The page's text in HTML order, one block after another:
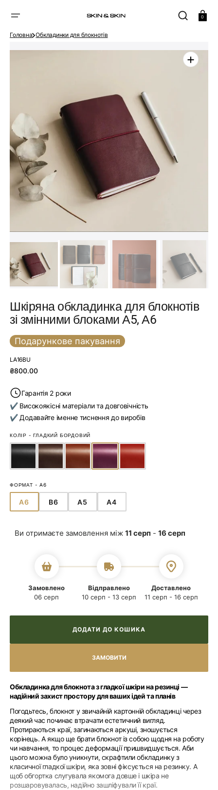
Кошик
0
Головна Обкладинки для блокнотів
Шкіряна обкладинка для блокнотів
зі змінними блоками А5, А6
Подарункове пакування
SKU:
LA16BU
Звичайна
₴800.00
Гарантія 2 роки
✔ Високоякісні матеріали та довговічність
✔ Додавайте іменне тиснення до виробів
КОЛІР -ГЛАДКИЙ БОРДОВИЙ
ФОРМАТ -A6
A6ВАРІАНТ
НЕДОСТУПНИЙ
B6ВАРІАНТ
НЕДОСТУПНИЙ
A5ВАРІАНТ
НЕДОСТУПНИЙ
A4ВАРІАНТ
НЕДОСТУПНИЙ
Ви отримаєте замовлення між 11 серп - 16 серп
Замовлено
06 серп
Відправлено
10 серп - 13 серп
Доставлено
11 серп - 16 серп
ДОДАТИ ДО КОШИКА
Обкладинка для блокнота з гладкої шкіри на резинці —
надійний захист простору для ваших ідей та планів
Погодьтесь, блокнот у звичайній картонній обкладинці через
деякий час починає втрачати естетичний вигляд.
Протираються краї, загинаються аркуші, зношується
корінець. А якщо ще брати блокнот із собою щодня на роботу
чи навчання, то процес деформації пришвидшується. Аби
цього можна було уникнути, скрафтили обкладинку з
класичної гладкої шкіри, яка зовні фіксується на резинку. А
щоб обгортка слугувала якомога довше і шкіра не
розшаровувалась, надійно зашліфували її краї.